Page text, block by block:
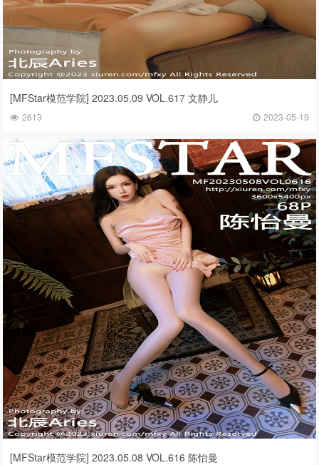
[MFStar模范学院] 2023.05.09 VOL.617 文静儿
2613 2023-05-19
[MFStar模范学院] 2023.05.08 VOL.616 陈怡曼